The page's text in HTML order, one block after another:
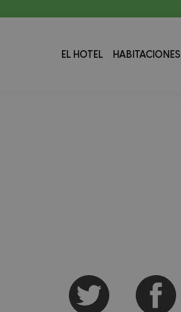
EL HOTEL HABITACIONES